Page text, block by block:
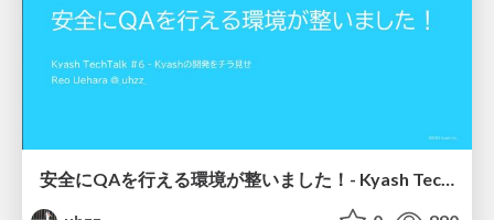
安全にQAを行える環境が整いました！- Kyash TechTalk #6 - Kyashの開発をチラ見せ